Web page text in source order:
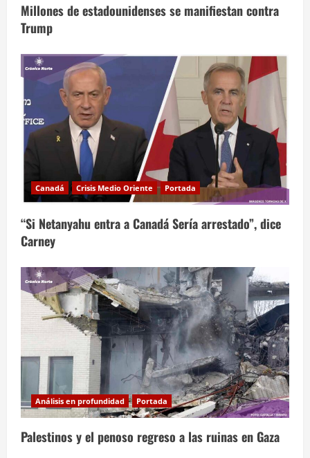
Millones de estadounidenses se manifiestan contra
Trump
Canadá Crisis Medio Oriente Portada
“Si Netanyahu entra a Canadá Sería arrestado”, dice
Carney
Análisis en profundidad Portada
Palestinos y el penoso regreso a las ruinas en Gaza